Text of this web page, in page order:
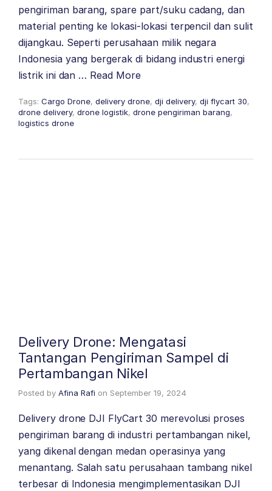
pengiriman barang, spare part/suku cadang, dan
material penting ke lokasi-lokasi terpencil dan sulit
dijangkau. Seperti perusahaan milik negara
Indonesia yang bergerak di bidang industri energi
listrik ini dan … Read More
Tags: Cargo Drone, delivery drone, dji delivery, dji flycart 30,
drone delivery, drone logistik, drone pengiriman barang,
logistics drone
Delivery Drone: Mengatasi
Tantangan Pengiriman Sampel di
Pertambangan Nikel
Posted by Afina Rafi on September 19, 2024
Delivery drone DJI FlyCart 30 merevolusi proses
pengiriman barang di industri pertambangan nikel,
yang dikenal dengan medan operasinya yang
menantang. Salah satu perusahaan tambang nikel
terbesar di Indonesia mengimplementasikan DJI